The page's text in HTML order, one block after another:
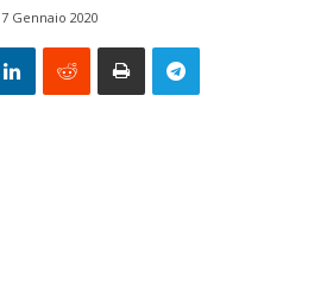
7 Gennaio 2020